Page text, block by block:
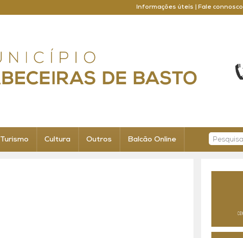
Informações úteis Fale connosco
Turismo Cultura Outros Balcão Online